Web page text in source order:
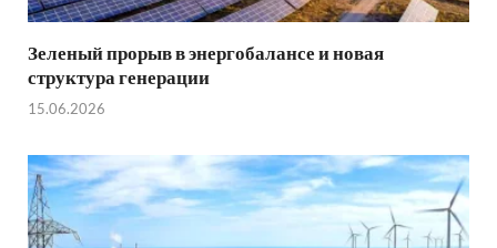
Зеленый прорыв в энергобалансе и новая
структура генерации
15.06.2026